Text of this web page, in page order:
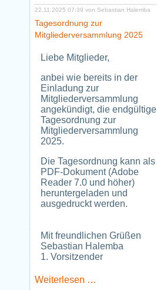
22.11.2025 07:39 von Sebastian Halemba
Tagesordnung zur
Mitgliederversammlung 2025
Liebe Mitglieder,
anbei wie bereits in der
Einladung zur
Mitgliederversammlung
angekündigt, die endgültige
Tagesordnung zur
Mitgliederversammlung
2025.
Die Tagesordnung kann als
PDF-Dokument (Adobe
Reader 7.0 und höher)
heruntergeladen und
ausgedruckt werden.
Mit freundlichen Grüßen
Sebastian Halemba
1. Vorsitzender
Weiterlesen …